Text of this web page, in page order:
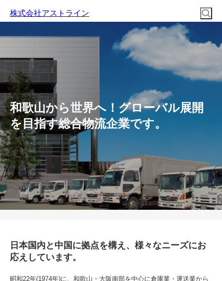
株式会社アストライン
和歌山から世界へ！グローバル展開
を目指す総合物流企業です。
日本国内と中国に拠点を構え、様々なニーズにお
応えしています。
昭和22年(1974年)に、和歌山・大阪南部を中心に倉庫業・運送業から